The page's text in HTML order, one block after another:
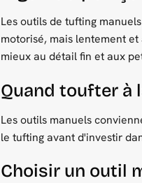
être
choisies
sur
produit
Les outils de tufting
motorisé, mais lentement
mieux au détail fin et aux
Quand toufter à
Les outils manuels
le tufting avant d'investir
Choisir un outil